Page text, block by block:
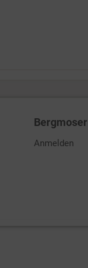
Anmelden